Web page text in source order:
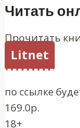
Читать
Прочитать
Litnet
по ссылке
169.0р.
18+